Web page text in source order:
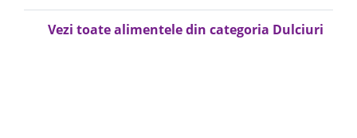
Vezi toate alimentele din categoria Dulciuri